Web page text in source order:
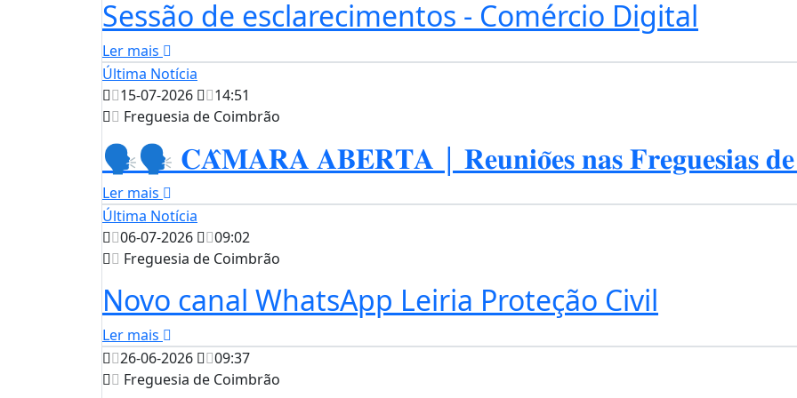
Sessão de esclarecimentos - Comércio Digital
Ler mais
Última Notícia
15-07-2026
14:51
Freguesia de Coimbrão
🗣️🗣️ 𝐂𝐀̂𝐌𝐀𝐑𝐀 𝐀𝐁𝐄𝐑𝐓𝐀 | 𝐑𝐞𝐮𝐧𝐢𝐨̃𝐞𝐬 𝐧𝐚𝐬 𝐅𝐫𝐞𝐠𝐮𝐞𝐬𝐢𝐚𝐬 𝐝𝐞
Ler mais
Última Notícia
06-07-2026
09:02
Freguesia de Coimbrão
Novo canal WhatsApp Leiria Proteção Civil
Ler mais
26-06-2026
09:37
Freguesia de Coimbrão